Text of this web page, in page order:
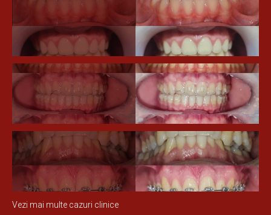
Vezi mai multe cazuri clinice